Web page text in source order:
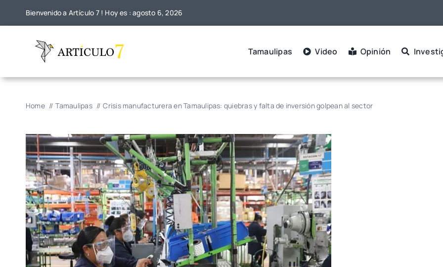
Bienvenido a Artículo 7 ! Hoy es : agosto 6, 2026
Tamaulipas Video Opinión
Home Tamaulipas Crisis manufacturera en Tamaulipas: quiebras y falta de inversión golpean al sector